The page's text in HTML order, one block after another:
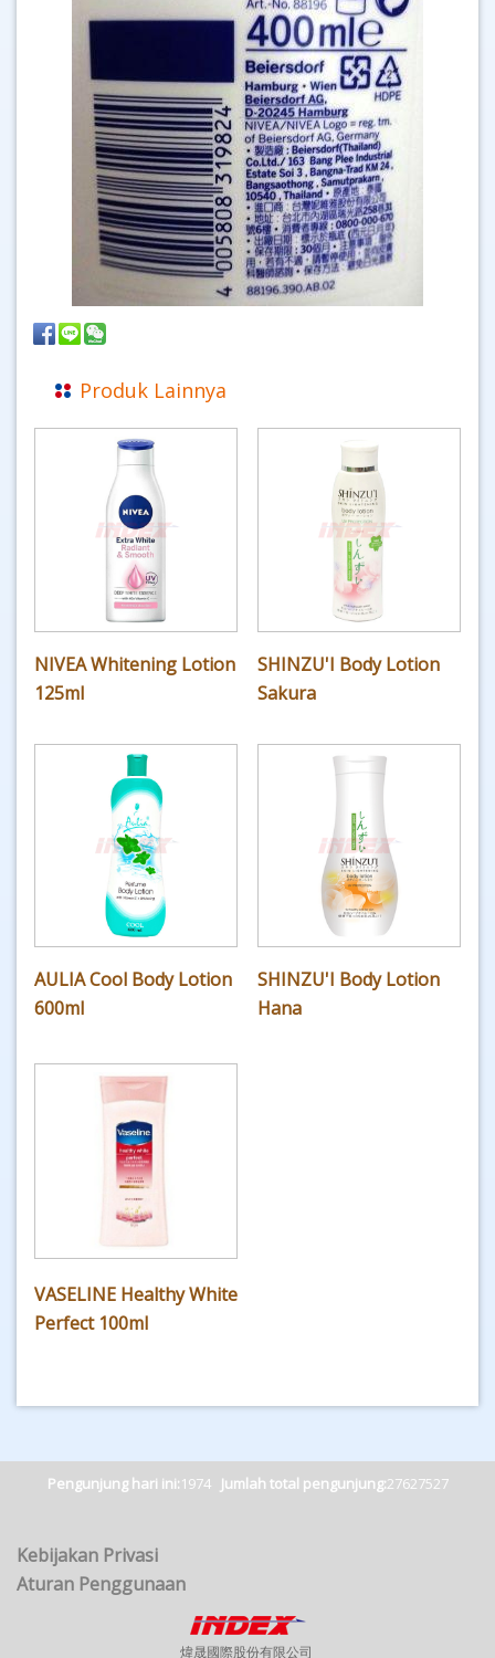
Produk Lainnya
NIVEA Whitening Lotion
125ml
SHINZU'I Body Lotion
Sakura
AULIA Cool Body Lotion
600ml
SHINZU'I Body Lotion
Hana
VASELINE Healthy White
Perfect 100ml
Pengunjung hari ini:1974 Jumlah total pengunjung:27627527
Kebijakan Privasi
Aturan Penggunaan
煒晟國際股份有限公司